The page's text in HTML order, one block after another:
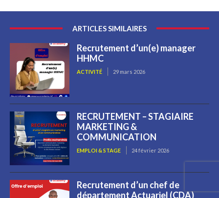
ARTICLES SIMILAIRES
Recrutement d’un(e) manager
HHMC
ACTIVITÉ 29 mars 2026
RECRUTEMENT – STAGIAIRE
MARKETING &
COMMUNICATION
EMPLOI & STAGE 24 février 2026
Recrutement d’un chef de
département Actuariel (CDA)